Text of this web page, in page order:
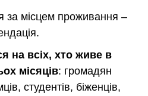
за місцем проживання –
на всіх, хто живе в
місяців: громадян
студентів, біженців,